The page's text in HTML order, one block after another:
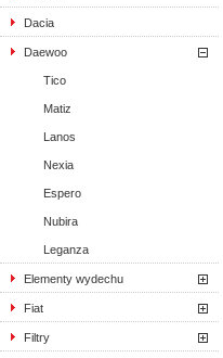
Dacia
Daewoo
Tico
Matiz
Lanos
Nexia
Espero
Nubira
Leganza
Elementy wydechu
Fiat
Filtry